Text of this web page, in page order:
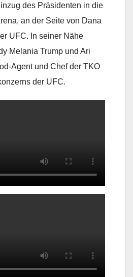
des Präsidenten in die
an der Seite von Dana
UFC. In seiner Nähe
Melania Trump und Ari
Agent und Chef der TKO
der UFC.